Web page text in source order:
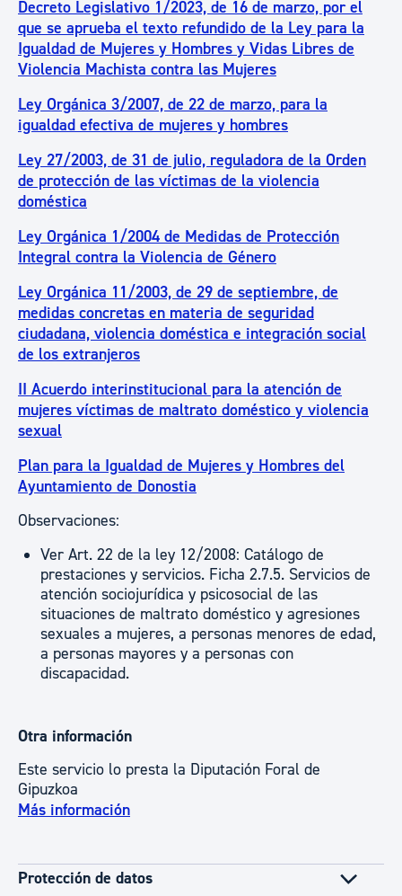
Decreto Legislativo 1/2023, de 16 de marzo, por el
que se aprueba el texto refundido de la Ley para la
Igualdad de Mujeres y Hombres y Vidas Libres de
Violencia Machista contra las Mujeres
Ley Orgánica 3/2007, de 22 de marzo, para la
igualdad efectiva de mujeres y hombres
Ley 27/2003, de 31 de julio, reguladora de la Orden
de protección de las víctimas de la violencia
doméstica
Ley Orgánica 1/2004 de Medidas de Protección
Integral contra la Violencia de Género
Ley Orgánica 11/2003, de 29 de septiembre, de
medidas concretas en materia de seguridad
ciudadana, violencia doméstica e integración social
de los extranjeros
II Acuerdo interinstitucional para la atención de
mujeres víctimas de maltrato doméstico y violencia
sexual
Plan para la Igualdad de Mujeres y Hombres del
Ayuntamiento de Donostia
Observaciones:
Ver Art. 22 de la ley 12/2008: Catálogo de
prestaciones y servicios. Ficha 2.7.5. Servicios de
atención sociojurídica y psicosocial de las
situaciones de maltrato doméstico y agresiones
sexuales a mujeres, a personas menores de edad,
a personas mayores y a personas con
discapacidad.
Otra información
Este servicio lo presta la Diputación Foral de
Gipuzkoa
Más información
Protección de datos